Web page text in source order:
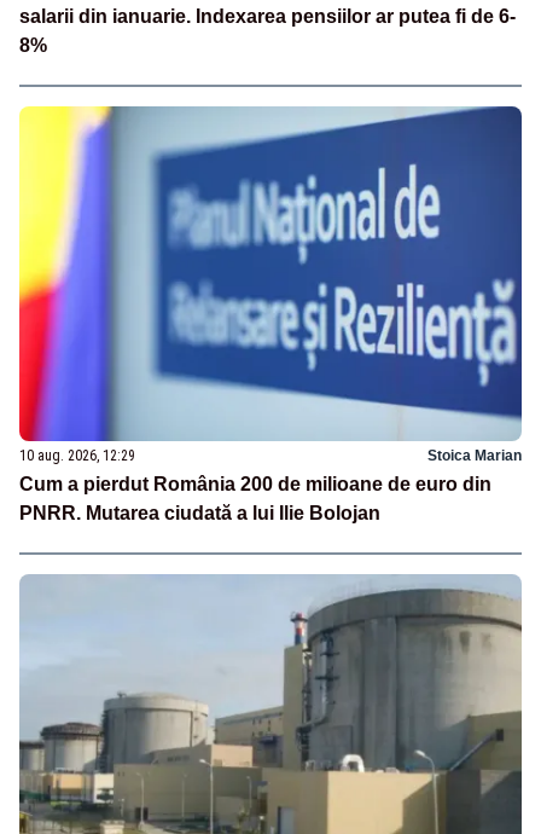
salarii din ianuarie. Indexarea pensiilor ar putea fi de 6-
8%
10 aug. 2026, 12:29 Stoica Marian
Cum a pierdut România 200 de milioane de euro din
PNRR. Mutarea ciudată a lui Ilie Bolojan